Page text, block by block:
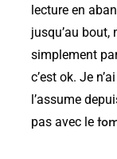
lecture en
jusqu’au bout,
simplement
c’est ok. Je
l’assume
pas avec le